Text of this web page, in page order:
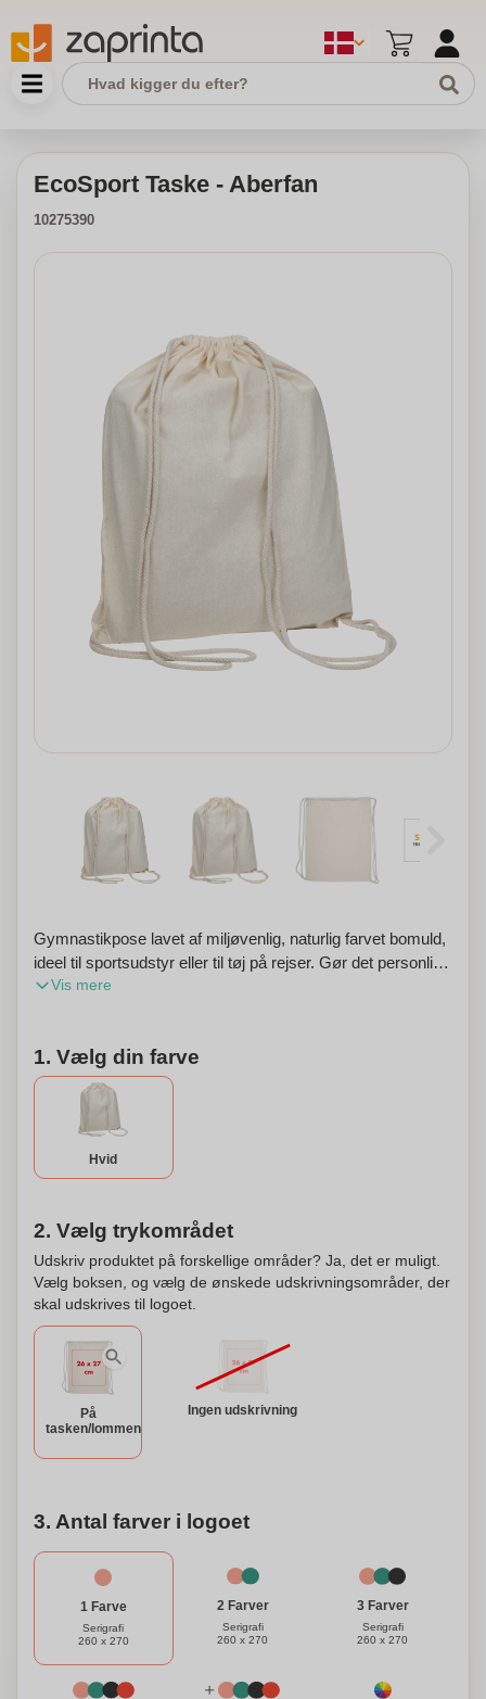
EcoSport Taske - Aberfan
10275390
Gymnastikpose lavet af miljøvenlig, naturlig farvet bomuld,
ideel til sportsudstyr eller til tøj på rejser. Gør det personligt
med dit eget design eller logo trykt på den ene side af
Vis mere
1. Vælg din farve
Hvid
2. Vælg trykområdet
Udskriv produktet på forskellige områder? Ja, det er muligt.
Vælg boksen, og vælg de ønskede udskrivningsområder, der
skal udskrives til logoet.
På
tasken/lommen
Ingen udskrivning
3. Antal farver i logoet
1 Farve
Serigrafi
260 x 270
2 Farver
Serigrafi
260 x 270
3 Farver
Serigrafi
260 x 270